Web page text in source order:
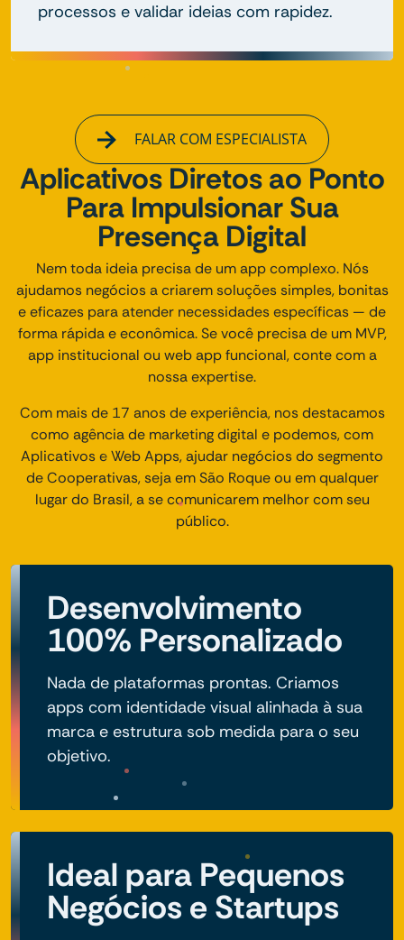
processos e validar ideias com rapidez.
FALAR COM ESPECIALISTA
Aplicativos Diretos ao Ponto
Para Impulsionar Sua
Presença Digital
Nem toda ideia precisa de um app complexo. Nós
ajudamos negócios a criarem soluções simples, bonitas
e eficazes para atender necessidades específicas — de
forma rápida e econômica. Se você precisa de um MVP,
app institucional ou web app funcional, conte com a
nossa expertise.
Com mais de 17 anos de experiência, nos destacamos
como agência de marketing digital e podemos, com
Aplicativos e Web Apps, ajudar negócios do segmento
de Cooperativas, seja em São Roque ou em qualquer
lugar do Brasil, a se comunicarem melhor com seu
público.
Desenvolvimento
100% Personalizado
Nada de plataformas prontas. Criamos
apps com identidade visual alinhada à sua
marca e estrutura sob medida para o seu
objetivo.
Ideal para Pequenos
Negócios e Startups